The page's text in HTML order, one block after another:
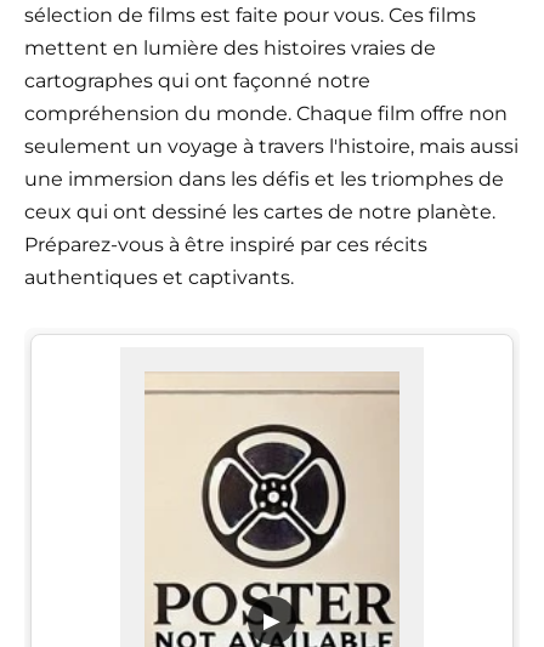
sélection de films est faite pour vous. Ces films
mettent en lumière des histoires vraies de
cartographes qui ont façonné notre
compréhension du monde. Chaque film offre non
seulement un voyage à travers l'histoire, mais aussi
une immersion dans les défis et les triomphes de
ceux qui ont dessiné les cartes de notre planète.
Préparez-vous à être inspiré par ces récits
authentiques et captivants.
▶